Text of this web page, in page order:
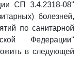
СП 3.4.2318-08"
болезней,
по санитарной
Федерации"
в следующей